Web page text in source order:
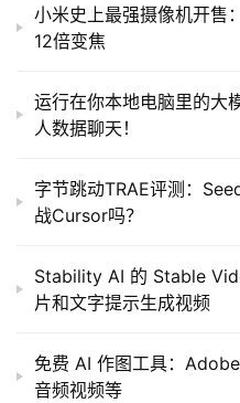
小米史上最强摄像机开售
12倍变焦
运行在你本地电脑里的大
人数据聊天！
字节跳动TRAE评测：
战Cursor吗？
Stability AI 的 Stable
片和文字提示生成视频
免费 AI 作图工具：
音频视频等